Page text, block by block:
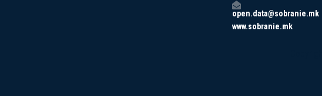
open.data@sobranie.mk
www.sobranie.mk